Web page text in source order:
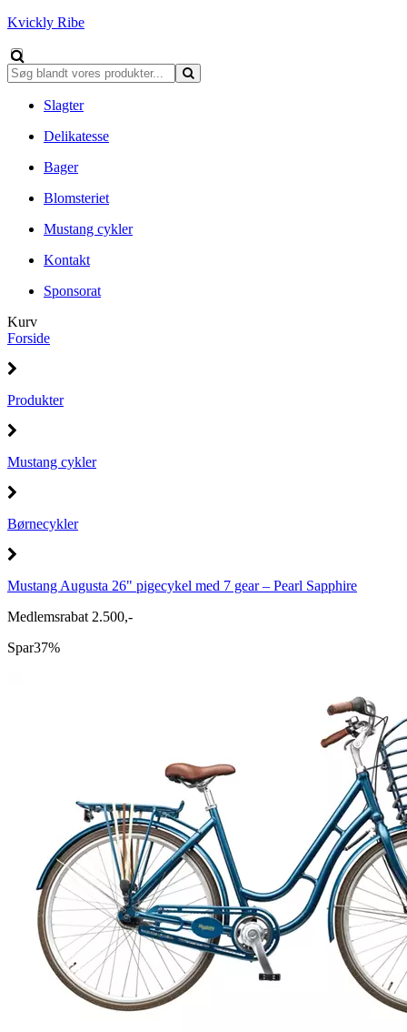
Kvickly Ribe
Slagter
Delikatesse
Bager
Blomsteriet
Mustang cykler
Kontakt
Sponsorat
Kurv
Forside
Produkter
Mustang cykler
Børnecykler
Mustang Augusta 26" pigecykel med 7 gear – Pearl Sapphire
Medlemsrabat 2.500,-
Spar37%